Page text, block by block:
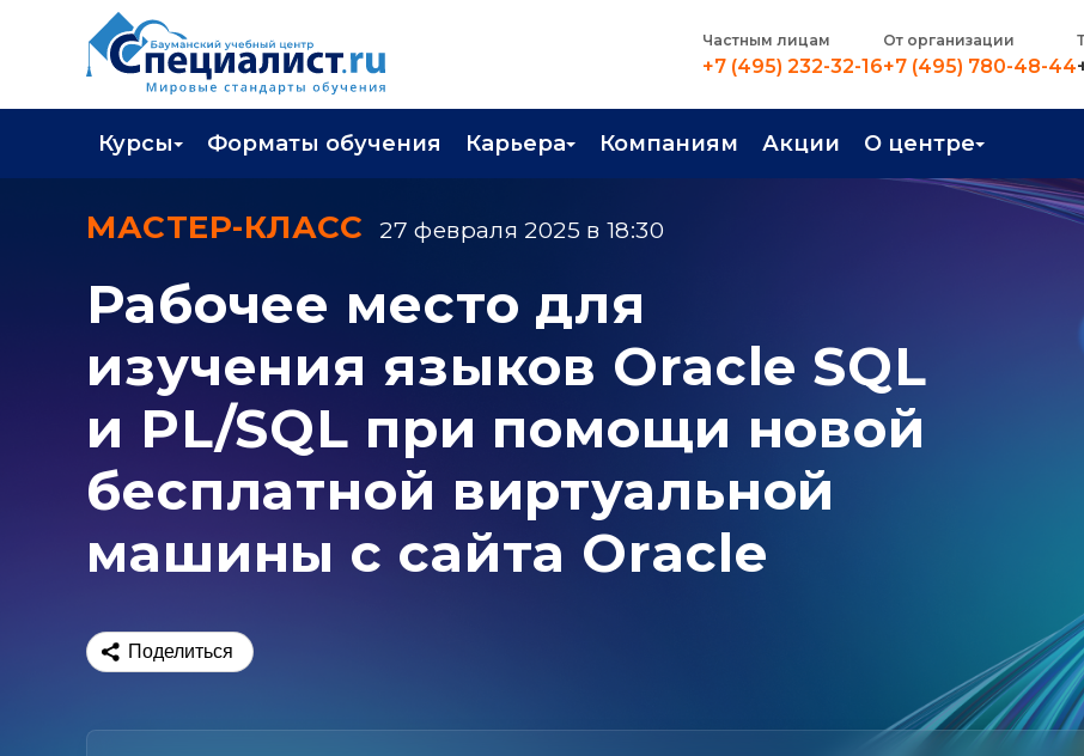
Частным лицам
+7 (495) 232-32-16
От организации
+7 (495) 780-48-44
Курсы
Профессиональная переподготовка
Программа лояльности
Подарить сертификат на обучение
Форматы обучения Карьера
Трудоустройство
Компаниям Акции О центре
Вакансии
МАСТЕР-КЛАСС 27 февраля 2025 в 18:30
Рабочее место для
изучения языков Oracle SQL
и PL/SQL при помощи новой
бесплатной виртуальной
машины с сайта Оrасle
Поделиться